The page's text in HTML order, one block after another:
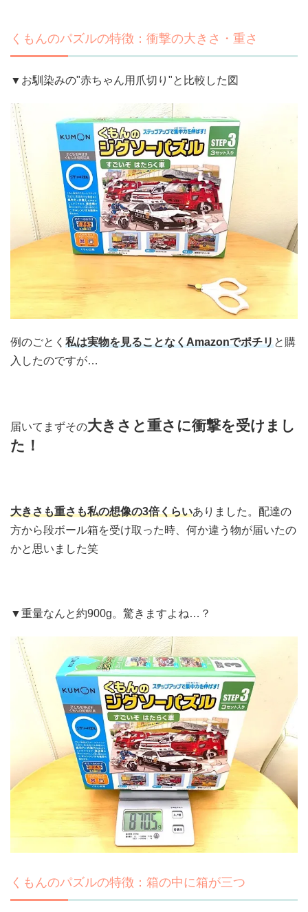
くもんのパズルの特徴：衝撃の大きさ・重さ
▼お馴染みの"赤ちゃん用爪切り"と比較した図
例のごとく 私は実物を見ることなくAmazonでポチリと購
入したのですが…
届いてまずその大きさと重さに衝撃を受けまし
た ！
大きさも重さも私の想像の3倍くらいありました。配達の
方から段ボール箱を受け取った時、何か違う物が届いたの
かと思いました笑
▼重量なんと約900g。驚きますよね…？
くもんのパズルの特徴： 箱の中に箱が三つ